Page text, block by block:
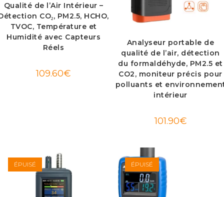
Qualité de l’Air Intérieur –
CO₂, PM2.5, HCHO,
TVOC, Température et
Humidité avec Capteurs
Réels
109.60€
Analyseur portable de
qualité de l’air, détection
du formaldéhyde, PM2.5 et
CO2, moniteur précis pour
polluants et
intérieur
101.90€
ÉPUISÉ ÉPUISÉ